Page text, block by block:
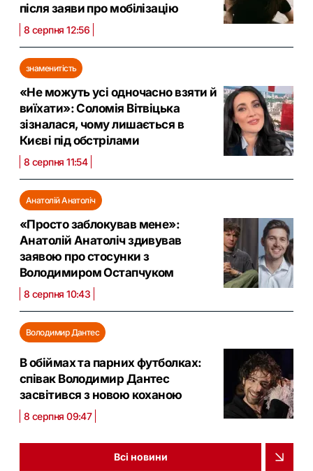
після заяви про мобілізацію
8 серпня 12:56
знаменитість
«Не можуть усі одночасно взяти й
виїхати»: Соломія Вітвіцька
зізналася, чому лишається в
Києві під обстрілами
8 серпня 11:54
Анатолій Анатоліч
«Просто заблокував мене»:
Анатолій Анатоліч здивував
заявою про стосунки з
Володимиром Остапчуком
8 серпня 10:43
Володимир Дантес
В обіймах та парних футболках:
співак Володимир Дантес
засвітився з новою коханою
8 серпня 09:47
Всі новини